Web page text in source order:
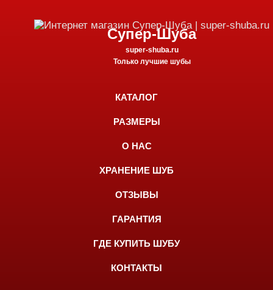
Супер-Шуба
super-shuba.ru
Только лучшие шубы
КАТАЛОГ
РАЗМЕРЫ
О НАС
ХРАНЕНИЕ ШУБ
ОТЗЫВЫ
ГАРАНТИЯ
ГДЕ КУПИТЬ ШУБУ
КОНТАКТЫ